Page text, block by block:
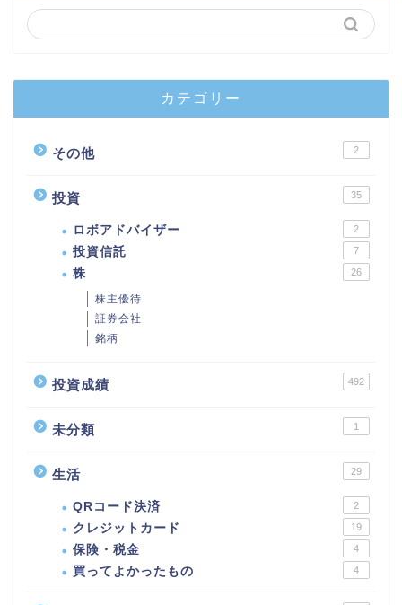
カテゴリー
その他 2
投資 35
ロボアドバイザー 2
投資信託 7
株 26
株主優待
証券会社
銘柄
投資成績 492
未分類 1
生活 29
QRコード決済 2
クレジットカード 19
保険・税金 4
買ってよかったもの 4